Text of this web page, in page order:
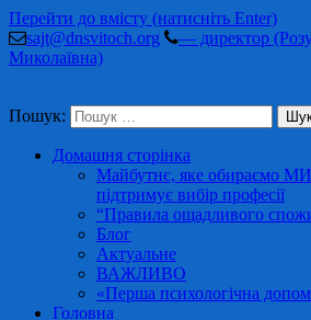
Перейти до вмісту (натисніть Enter)
sajt@dnsvitoch.org
— директор
Миколаївна)
Пошук:
Домашня сторінка
Майбутнє, яке обираємо
підтримує вибір професії
“Правила ощадливого
Блог
Актуальне
ВАЖЛИВО
«Перша психологічна
Головна